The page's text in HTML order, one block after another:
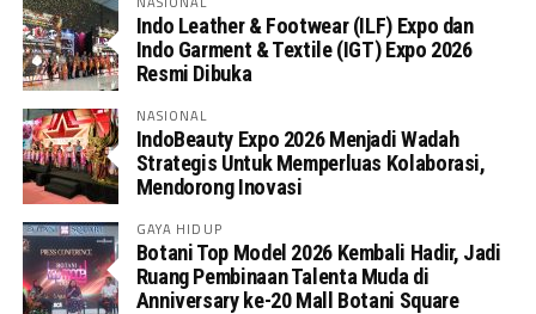
Indo Leather & Footwear (ILF) Expo dan
Indo Garment & Textile (IGT) Expo 2026
Resmi Dibuka
NASIONAL
IndoBeauty Expo 2026 Menjadi Wadah
Strategis Untuk Memperluas Kolaborasi,
Mendorong Inovasi
GAYA HIDUP
Botani Top Model 2026 Kembali Hadir, Jadi
Ruang Pembinaan Talenta Muda di
Anniversary ke-20 Mall Botani Square